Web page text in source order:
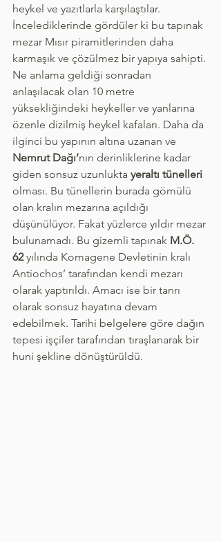
heykel ve yazıtlarla karşılaştılar.
İncelediklerinde gördüler ki bu tapınak
mezar Mısır piramitlerinden daha
karmaşık ve çözülmez bir yapıya sahipti.
Ne anlama geldiği sonradan
anlaşılacak olan 10 metre
yüksekliğindeki heykeller ve yanlarına
özenle dizilmiş heykel kafaları. Daha da
ilginci bu yapının altına uzanan ve
Nemrut Dağı’nın derinliklerine kadar
giden sonsuz uzunlukta yeraltı tünelleri
olması. Bu tünellerin burada gömülü
olan kralın mezarına açıldığı
düşünülüyor. Fakat yüzlerce yıldır mezar
bulunamadı. Bu gizemli tapınak M.Ö.
62 yılında Komagene Devletinin kralı
Antiochos’ tarafından kendi mezarı
olarak yaptırıldı. Amacı ise bir tanrı
olarak sonsuz hayatına devam
edebilmek. Tarihi belgelere göre dağın
tepesi işçiler tarafından tıraşlanarak bir
huni şekline dönüştürüldü.